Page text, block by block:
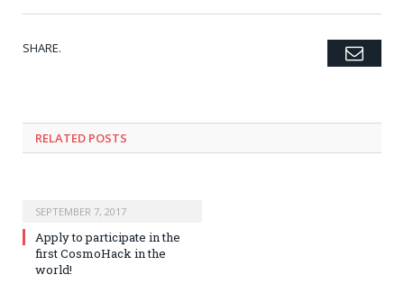
SHARE. Twitter
Facebook
Google+
Pinterest
LinkedIn
Tumblr
RELATED POSTS
SEPTEMBER 7, 2017
Apply to participate in the
first CosmoHack in the
world!